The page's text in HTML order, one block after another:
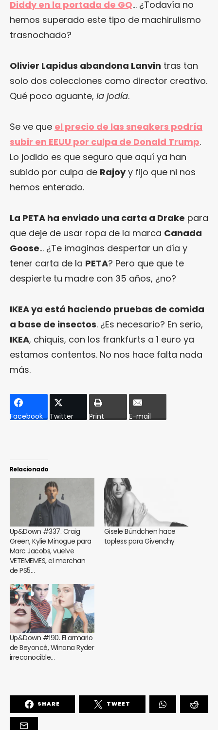
Diddy en la portada de GQ… ¿Todavía no
hemos superado este tipo de machirulismo
trasnochado?
Olivier Lapidus abandona Lanvin tras tan
solo dos colecciones como director creativo.
Qué poco aguante, la jodía.
Se ve que el precio de las sneakers podría
subir en EEUU por culpa de Donald Trump.
Lo jodido es que seguro que aquí ya han
subido por culpa de Rajoyy fijo que ni nos
hemos enterado.
La PETA ha enviado una carta a Drake para
que deje de usar ropa de la marca Canada
Goose… ¿Te imaginas despertar un día y
tener carta de la PETA? Pero que que te
despierte tu madre con 35 años, ¿no?
IKEA ya está haciendo pruebas de comida
a base de insectos. ¿Es necesario? En serio,
IKEA, chiquis, con los frankfurts a 1 euro ya
estamos contentos. No nos hace falta nada
más.
Facebook Twitter Print E-mail
Relacionado
Up&Down #337. Craig
Green, Kylie Minogue para
Marc Jacobs, vuelve
VETEMEMES, el merchan
de PS5…
Gisele Bündchen hace
topless para Givenchy
Up&Down #190. El armario
de Beyoncé, Winona Ryder
irreconocible…
SHARE TWEET